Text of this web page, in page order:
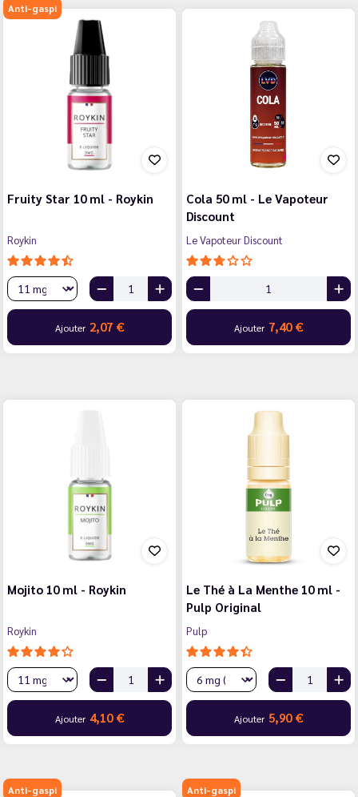
Anti-gaspi
Fruity Star 10 ml - Roykin
Roykin
Ajouter 2,07 €
Cola 50 ml - Le Vapoteur
Discount
Le Vapoteur Discount
Ajouter 7,40 €
Mojito 10 ml - Roykin
Roykin
Ajouter 4,10 €
Le Thé à La Menthe 10 ml -
Pulp Original
Pulp
Ajouter 5,90 €
Anti-gaspi Anti-gaspi